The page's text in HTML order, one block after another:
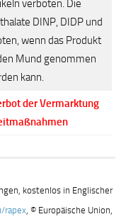
verboten. Die
DINP, DIDP und
wenn das Produkt
Mund genommen
kann.
der Vermarktung
kostenlos in Englischer
rapex, © Europäische Union,